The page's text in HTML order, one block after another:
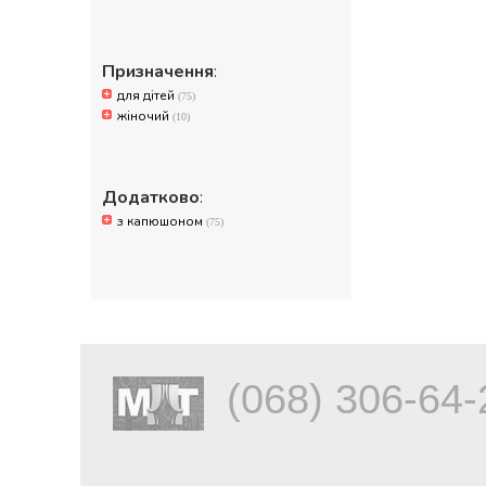
Призначення:
для дітей (75)
жіночий (10)
Додатково:
з капюшоном (75)
(068) 306-64-